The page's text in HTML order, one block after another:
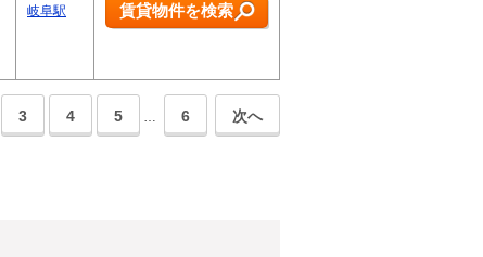
岐阜駅 賃貸物件を検索
3 4 5 … 6 次へ